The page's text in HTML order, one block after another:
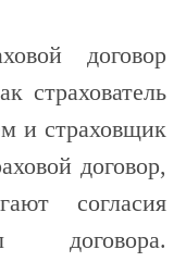
договор
страхователь
и страховщик
договор,
согласия
договора.